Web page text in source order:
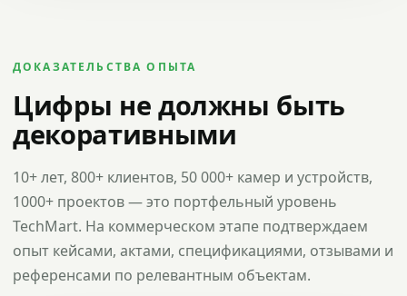
ДОКАЗАТЕЛЬСТВА ОПЫТА
Цифры не должны быть
декоративными
10+ лет, 800+ клиентов, 50 000+ камер и устройств,
1000+ проектов — это портфельный уровень
TechMart. На коммерческом этапе подтверждаем
опыт кейсами, актами, спецификациями, отзывами и
референсами по релевантным объектам.